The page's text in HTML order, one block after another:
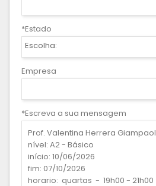
*Estado
Escolha:
Empresa
*Escreva a sua mensagem